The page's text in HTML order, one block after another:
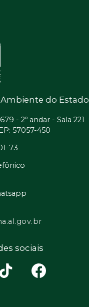
do Estado
- 2º andar - Sala 221
57057-450
73
sociais